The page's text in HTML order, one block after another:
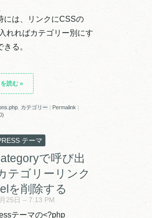
には、リンクにCSSの
れればカテゴリー別にす
きる。
読む »
カテゴリー | Permalink |
テーマ
で呼び出
テゴリーリンク
を削除する
25日 – 7:13 PM
テーマの<?php